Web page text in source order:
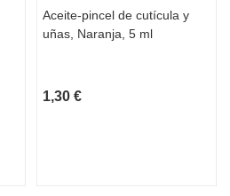
Aceite-pincel de cutícula y
uñas, Naranja, 5 ml
1,30 €